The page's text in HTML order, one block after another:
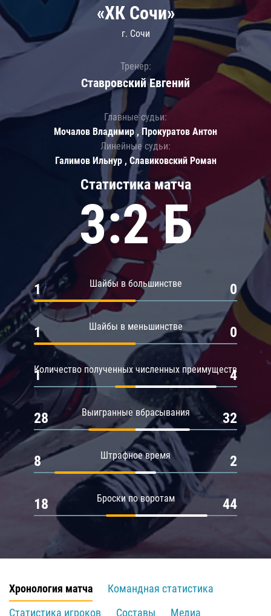
Статистика матча
3:2 Б
Шайбы в большинстве
1 0
Шайбы в меньшинстве
1 0
Количество полученных численных преимуществ
1 4
Выигранные вбрасывания
28 32
Штрафное время
8 2
Броски по воротам
18 44
«ХК Сочи»
г. Сочи
Тренер:
Ставровский Евгений
Главные судьи:
Мочалов Владимир , Прокуратов Антон
Линейные судьи:
Галимов Ильнур , Славиковский Роман
Хронология матча
Командная статистика
Статистика игроков
Составы
Медиа